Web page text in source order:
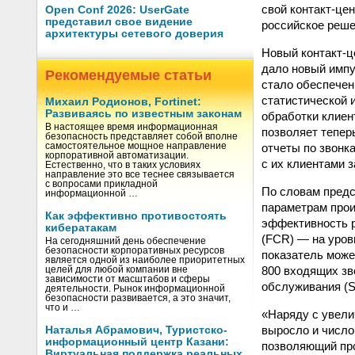
Open Conf 2026: UserGate
представил свое видение
архитектуры сетевого доверия
Рекомендуемые статьи
Михаил Родионов, Fortinet:
Развиваясь по известным законам
В настоящее время информационная
безопасность представляет собой вполне
самостоятельное мощное направление
корпоративной автоматизации.
Естественно, что в таких условиях
направление это все теснее связывается
с вопросами прикладной
информационной …
Как эффективно противостоять
кибератакам
На сегодняшний день обеспечение
безопасности корпоративных ресурсов
является одной из наиболее приоритетных
целей для любой компании вне
зависимости от масштабов и сферы
деятельности. Рынок информационной
безопасности развивается, а это значит,
что и …
Наталья Абрамович, Туристско-
информационный центр Казани:
свой контакт-
российское
Новый контакт-
дало новый
стало
статистической
обработки
позволяет
отчеты по
с их клиентами
По словам
параметрам
эффективность
(FCR) — на
показатель
800 входящих
обслуживания
«Наряду с
выросло и
позволяющий